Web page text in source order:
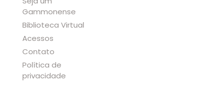
Gammonense
Biblioteca Virtual
Acessos
Contato
Política de
privacidade